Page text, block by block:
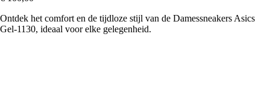
Ontdek het comfort en de tijdloze stijl van de Damessneakers Asics
Gel-1130, ideaal voor elke gelegenheid.